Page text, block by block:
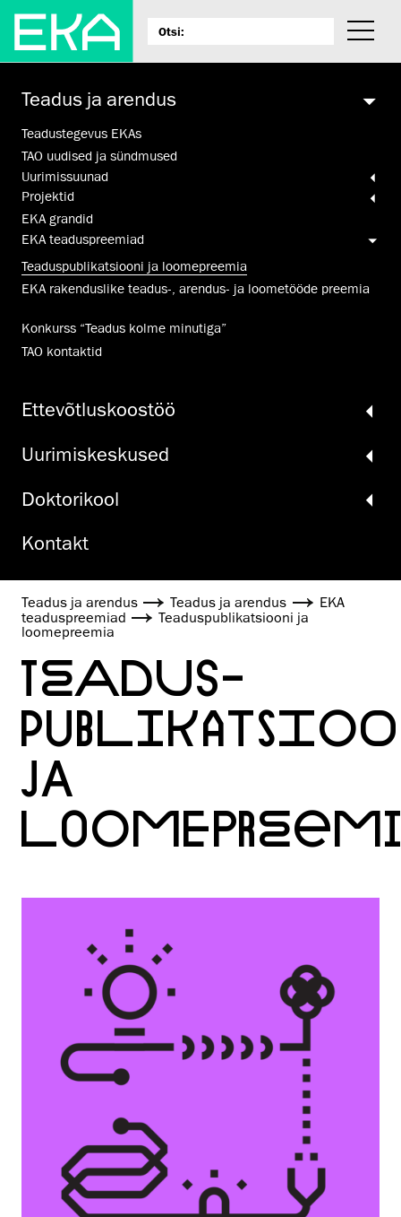
Teadus ja arendus
Teadustegevus EKAs
TAO uudised ja sündmused
Uurimis­suunad
Projektid
EKA grandid
EKA teaduspreemiad
Teadus­publikatsiooni ja loomepreemia
EKA raken­dus­like teadus-, arendus­- ja loometööde preemia
Konkurss “Teadus kolme minutiga”
TAO kontaktid
Ette­võtlus­koos­töö
Uurimiskeskused
Doktori­kool
Kontakt
Teadus ja arendus Teadus ja arendus
EKA
teaduspreemiad
Teadus­publikatsiooni ja
loomepreemia
TEADUS­
JA